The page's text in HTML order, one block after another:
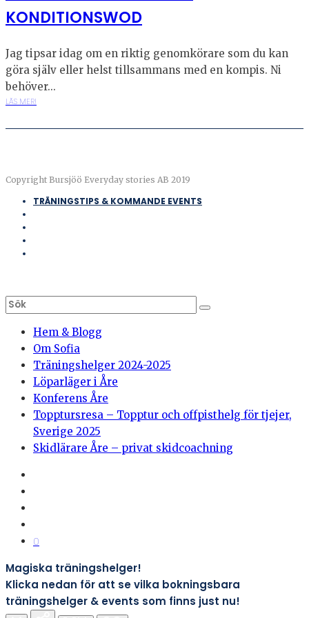
KONDITIONSWOD
Jag tipsar idag om en riktig genomkörare som du kan
göra själv eller helst tillsammans med en kompis. Ni
behöver...
LÄS MER!
Copyright Bursjöö Everyday stories AB 2019
TRÄNINGSTIPS & KOMMANDE EVENTS
Hem & Blogg
Om Sofia
Träningshelger 2024-2025
Löparläger i Åre
Konferens Åre
Topptursresa – Topptur och offpisthelg för tjejer,
Sverige 2025
Skidlärare Åre – privat skidcoachning
0
Magiska träningshelger!
Klicka nedan för att se vilka bokningsbara
träningshelger & events som finns just nu!